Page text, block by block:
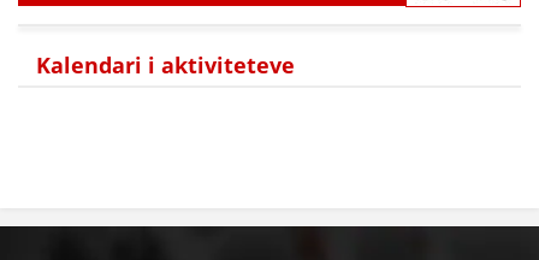
MENAXHIM ME VULLNETARË
Kalendari i aktiviteteve